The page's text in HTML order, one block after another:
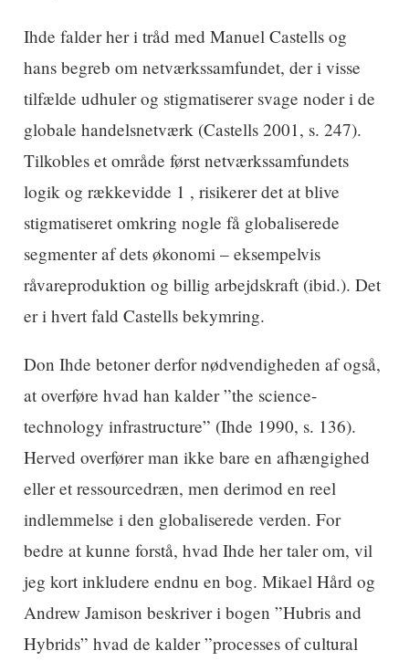
Ihde falder her i tråd med Manuel Castells og
hans begreb om netværkssamfundet, der i visse
tilfælde udhuler og stigmatiserer svage noder i de
globale handelsnetværk (Castells 2001, s. 247).
Tilkobles et område først netværkssamfundets
logik og rækkevidde 1 , risikerer det at blive
stigmatiseret omkring nogle få globaliserede
segmenter af dets økonomi – eksempelvis
råvareproduktion og billig arbejdskraft (ibid.). Det
er i hvert fald Castells bekymring.
Don Ihde betoner derfor nødvendigheden af også,
at overføre hvad han kalder ”the science-
technology infrastructure” (Ihde 1990, s. 136).
Herved overfører man ikke bare en afhængighed
eller et ressourcedræn, men derimod en reel
indlemmelse i den globaliserede verden. For
bedre at kunne forstå, hvad Ihde her taler om, vil
jeg kort inkludere endnu en bog. Mikael Hård og
Andrew Jamison beskriver i bogen ”Hubris and
Hybrids” hvad de kalder ”processes of cultural